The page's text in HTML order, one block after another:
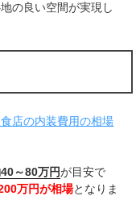
の良い空間が実現し
店の内装費用の相場
～80万円が目安で
万円が相場となりま